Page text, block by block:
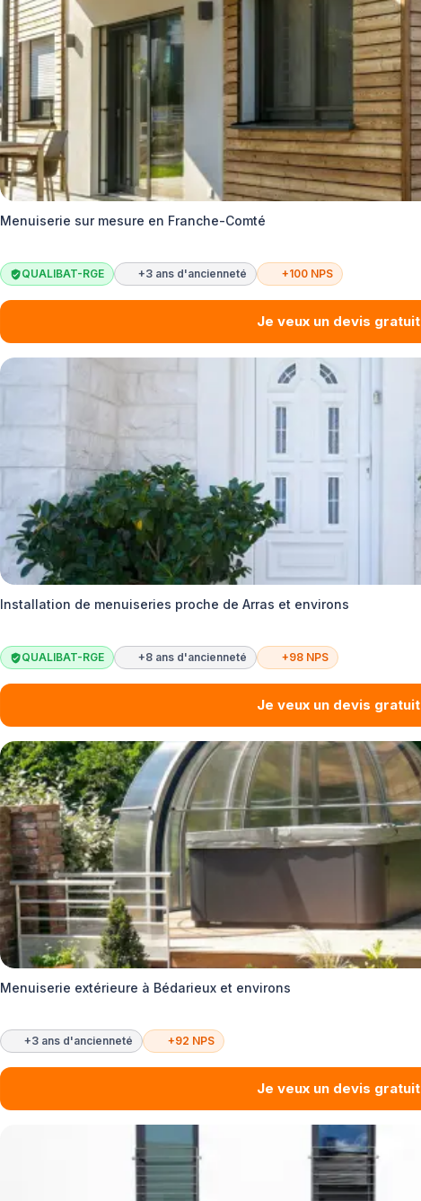
Menuiserie sur mesure en Franche-Comté
QUALIBAT-RGE +3 ans d'ancienneté +100 NPS
Je veux un devis gratuit
Installation de menuiseries proche de Arras et environs
QUALIBAT-RGE +8 ans d'ancienneté +98 NPS
Je veux un devis gratuit
Menuiserie extérieure à Bédarieux et environs
+3 ans d'ancienneté +92 NPS
Je veux un devis gratuit